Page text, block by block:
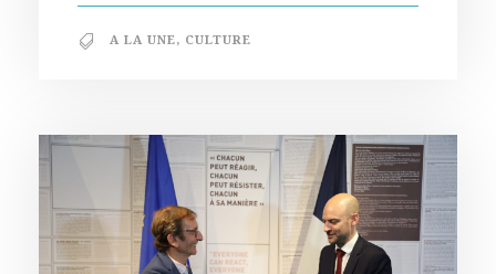
A LA UNE, CULTURE